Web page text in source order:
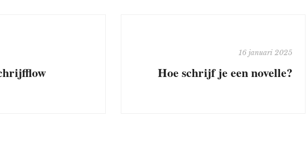
16 januari 2025
Hoe schrijf je een novelle?